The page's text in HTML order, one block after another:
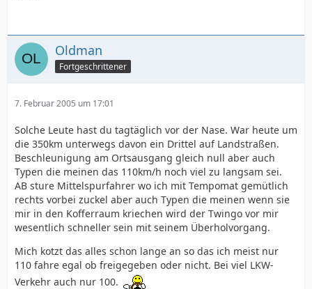
Oldman
Fortgeschrittener
7. Februar 2005 um 17:01
Solche Leute hast du tagtäglich vor der Nase. War heute um
die 350km unterwegs davon ein Drittel auf Landstraßen.
Beschleunigung am Ortsausgang gleich null aber auch
Typen die meinen das 110km/h noch viel zu langsam sei.
AB sture Mittelspurfahrer wo ich mit Tempomat gemütlich
rechts vorbei zuckel aber auch Typen die meinen wenn sie
mir in den Kofferraum kriechen wird der Twingo vor mir
wesentlich schneller sein mit seinem Überholvorgang.
Mich kotzt das alles schon lange an so das ich meist nur
110 fahre egal ob freigegeben oder nicht. Bei viel LKW-
Verkehr auch nur 100.